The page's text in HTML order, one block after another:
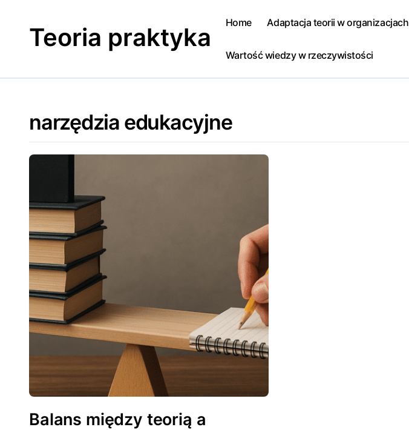
contentTeoria praktyka Home Adaptacja teorii w organizacjach
Wartość wiedzy w rzeczywistości
narzędzia edukacyjne
Balans między teorią a